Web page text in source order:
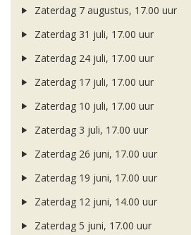
Zaterdag 7 augustus, 17.00 uur
Zaterdag 31 juli, 17.00 uur
Zaterdag 24 juli, 17.00 uur
Zaterdag 17 juli, 17.00 uur
Zaterdag 10 juli, 17.00 uur
Zaterdag 3 juli, 17.00 uur
Zaterdag 26 juni, 17.00 uur
Zaterdag 19 juni, 17.00 uur
Zaterdag 12 juni, 14.00 uur
Zaterdag 5 juni, 17.00 uur